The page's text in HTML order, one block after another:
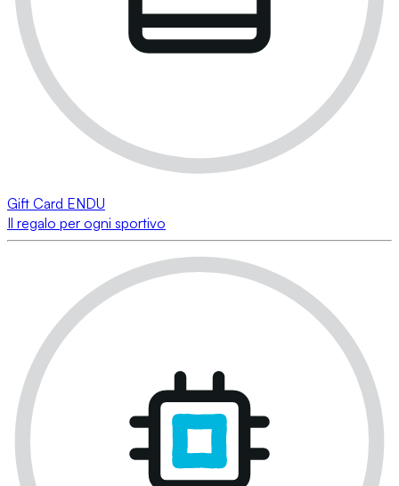
Gift Card ENDU
Il regalo per ogni sportivo